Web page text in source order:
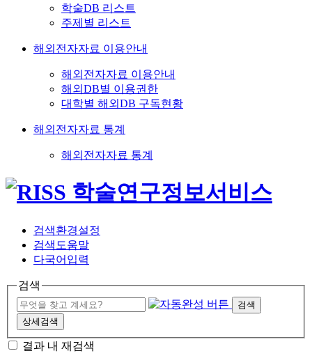
학술DB 리스트
주제별 리스트
해외전자자료 이용안내
해외전자자료 이용안내
해외DB별 이용권한
대학별 해외DB 구독현황
해외전자자료 통계
해외전자자료 통계
검색환경설정
검색도움말
다국어입력
검색
검색
상세검색
결과 내 재검색